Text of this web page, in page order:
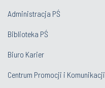
Administracja PŚ
Biblioteka PŚ
Biuro Karier
Centrum Promocji i Komunikacji